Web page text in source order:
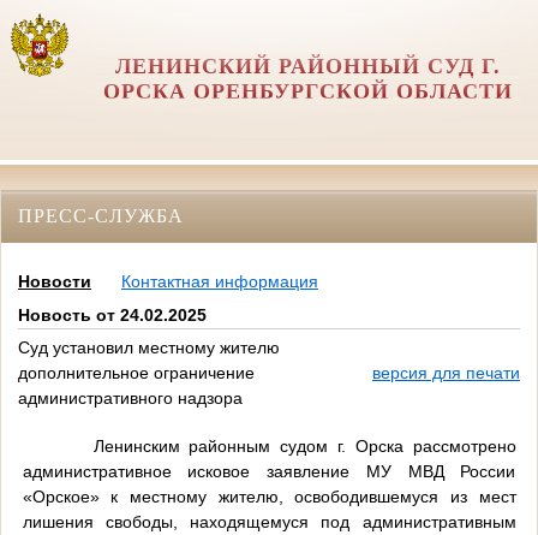
ЛЕНИНСКИЙ РАЙОННЫЙ СУД Г.
ОРСКА ОРЕНБУРГСКОЙ ОБЛАСТИ
ПРЕСС-СЛУЖБА
Новости
Контактная информация
Новость от 24.02.2025
Суд установил местному жителю
дополнительное ограничение
административного надзора
версия для печати
Ленинским районным судом г. Орска рассмотрено
административное исковое заявление МУ МВД России
«Орское» к местному жителю, освободившемуся из мест
лишения свободы, находящемуся под административным